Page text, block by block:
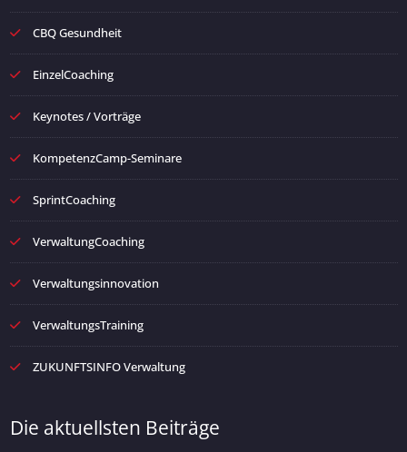
CBQ Gesundheit
EinzelCoaching
Keynotes / Vorträge
KompetenzCamp-Seminare
SprintCoaching
VerwaltungCoaching
Verwaltungsinnovation
VerwaltungsTraining
ZUKUNFTSINFO Verwaltung
Die aktuellsten Beiträge